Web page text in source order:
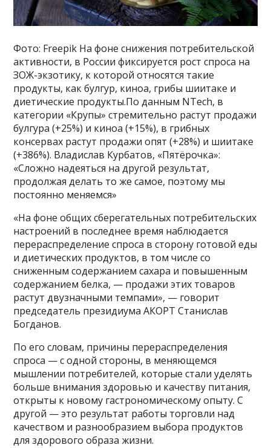
Фото: Freepik На фоне снижения потребительской
активности, в России фиксируется рост спроса на
ЗОЖ-экзотику, к которой относятся такие
продукты, как булгур, киноа, грибы шиитаке и
диетические продукты.По данным NTech, в
категории «Крупы» стремительно растут продажи
булгура (+25%) и киноа (+15%), в грибных
консервах растут продажи опят (+28%) и шиитаке
(+386%). Владислав Курбатов, «Пятёрочка»:
«Сложно надеяться на другой результат,
продолжая делать то же самое, поэтому мы
постоянно меняемся»
«На фоне общих сберегательных потребительских
настроений в последнее время наблюдается
перераспределение спроса в сторону готовой еды
и диетических продуктов, в том числе со
сниженным содержанием сахара и повышенным
содержанием белка, — продажи этих товаров
растут двузначными темпами», — говорит
председатель президиума АКОРТ Станислав
Богданов.
По его словам, причины перераспределения
спроса — с одной стороны, в меняющемся
мышлении потребителей, которые стали уделять
больше внимания здоровью и качеству питания,
открыты к новому гастрономическому опыту. С
другой — это результат работы торговли над
качеством и разнообразием выбора продуктов
для здорового образа жизни.